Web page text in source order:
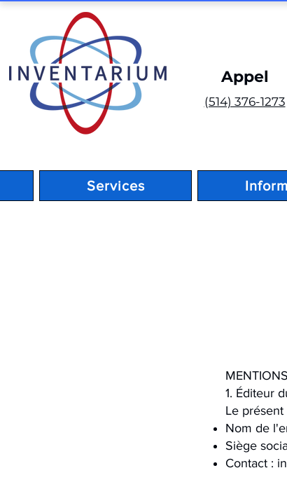
Appel
(514) 376-1273
Services
1. Éditeur
Le
Nom de
Siège
Contact :